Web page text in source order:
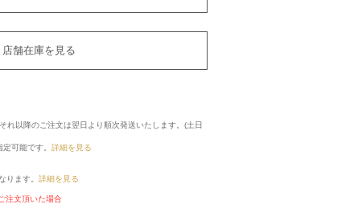
店舗在庫を見る
れ以降のご注文は翌日より順次発送いたします。(土日
可能です。 詳細を見る
ります。 詳細を見る
注文頂いた場合